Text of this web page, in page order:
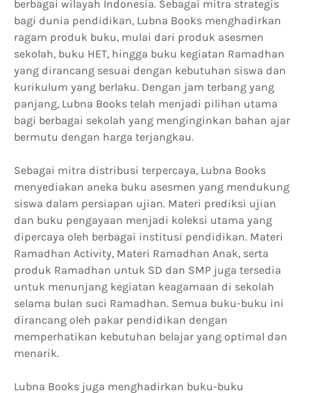
berbagai wilayah Indonesia. Sebagai mitra strategis
bagi dunia pendidikan, Lubna Books menghadirkan
ragam produk buku, mulai dari produk asesmen
sekolah, buku HET, hingga buku kegiatan Ramadhan
yang dirancang sesuai dengan kebutuhan siswa dan
kurikulum yang berlaku. Dengan jam terbang yang
panjang, Lubna Books telah menjadi pilihan utama
bagi berbagai sekolah yang menginginkan bahan ajar
bermutu dengan harga terjangkau.
Sebagai mitra distribusi terpercaya, Lubna Books
menyediakan aneka buku asesmen yang mendukung
siswa dalam persiapan ujian. Materi prediksi ujian
dan buku pengayaan menjadi koleksi utama yang
dipercaya oleh berbagai institusi pendidikan. Materi
Ramadhan Activity, Materi Ramadhan Anak, serta
produk Ramadhan untuk SD dan SMP juga tersedia
untuk menunjang kegiatan keagamaan di sekolah
selama bulan suci Ramadhan. Semua buku-buku ini
dirancang oleh pakar pendidikan dengan
memperhatikan kebutuhan belajar yang optimal dan
menarik.
Lubna Books juga menghadirkan buku-buku